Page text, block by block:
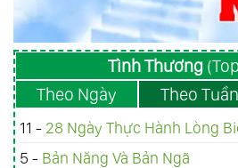
Tình Thương
Theo Ngày
Theo Tuần
11 - 28 Ngày Thực Hành Lòng
5 - Bản Năng Và Bản Ngã